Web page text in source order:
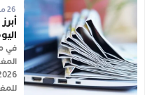
26 مارس 2026
اليوم
في